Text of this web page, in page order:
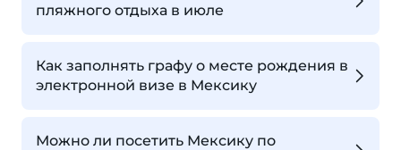
пляжного отдыха в июле
Как заполнять графу о месте рождения в
электронной визе в Мексику
Можно ли посетить Мексику по